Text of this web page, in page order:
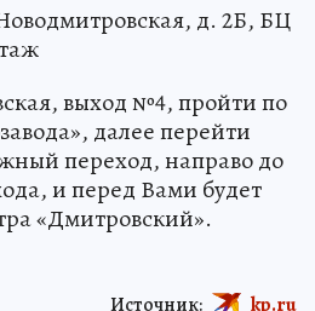
д. 2Б, БЦ
выход №4, пройти по
далее перейти
переход, направо до
и перед Вами будет
«Дмитровский».
Источник: kp.ru